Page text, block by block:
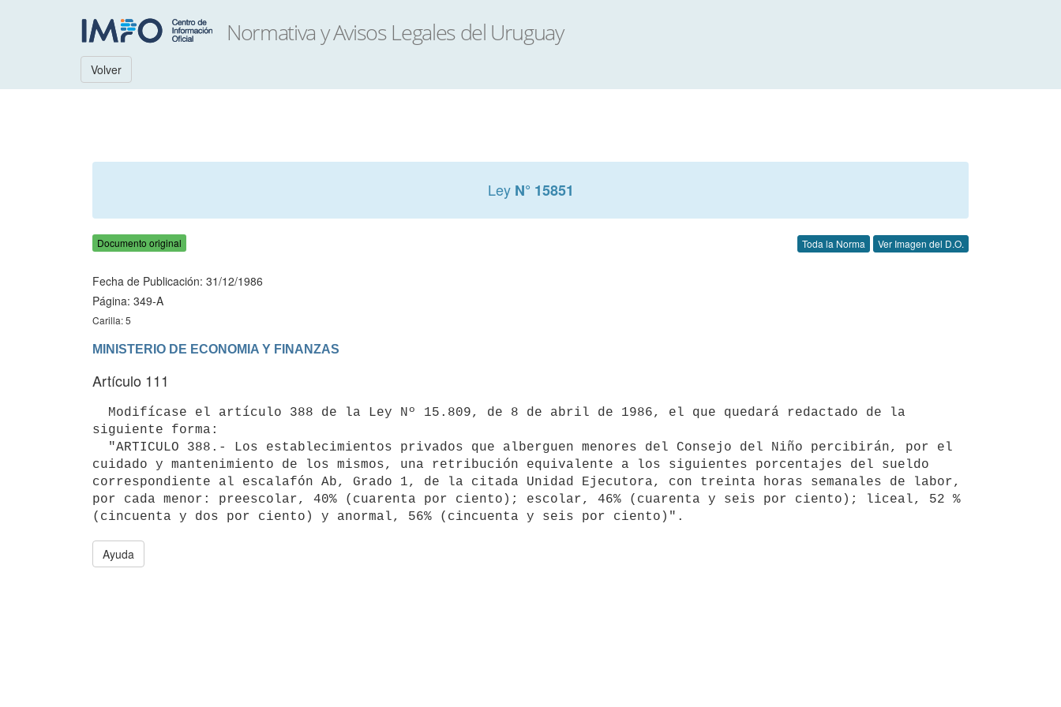
Volver
Ley N° 15851
Documento original Toda la Norma Ver Imagen del D.O.
Fecha de Publicación: 31/12/1986
Página: 349-A
Carilla: 5
MINISTERIO DE ECONOMIA Y FINANZAS
Artículo 111
siguiente forma:
cuidado y mantenimiento de los mismos, una retribución equivalente a los siguientes porcentajes del sueldo
correspondiente al escalafón Ab, Grado 1, de la citada Unidad Ejecutora, con treinta horas semanales de labor,
por cada menor: preescolar, 40% (cuarenta por ciento); escolar, 46% (cuarenta y seis por ciento); liceal, 52 %
Ayuda